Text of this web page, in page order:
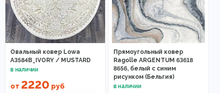
Овальный ковер Lowa
A3584B_IVORY / MUSTARD
от 2220 руб
Прямоугольный ковер
Ragolle ARGENTUM 63618
8656, белый с синим
рисунком (Бельгия)